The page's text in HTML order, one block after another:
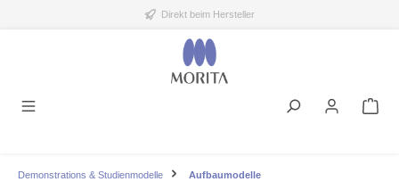
Direkt beim Hersteller
Demonstrations & Studienmodelle Aufbaumodelle